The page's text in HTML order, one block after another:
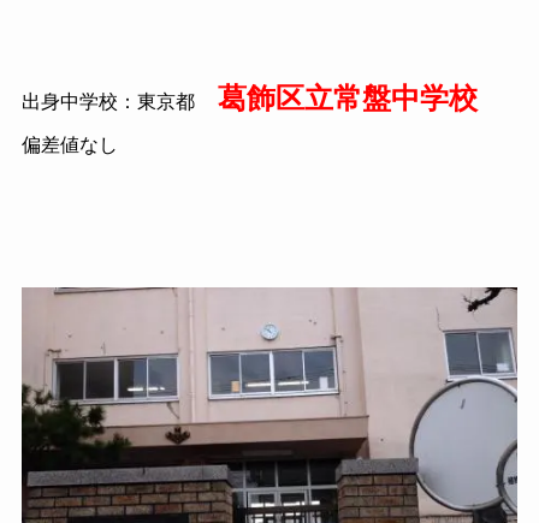
出身中学校：東京都 葛飾区立常盤中学校
偏差値なし